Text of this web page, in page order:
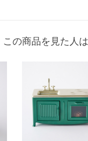
この商品を見た人